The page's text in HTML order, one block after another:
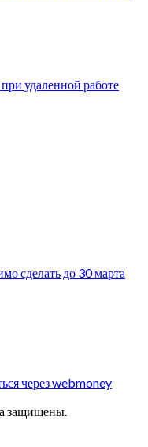
удаленной работе
сделать до 30 марта
через webmoney
защищены.